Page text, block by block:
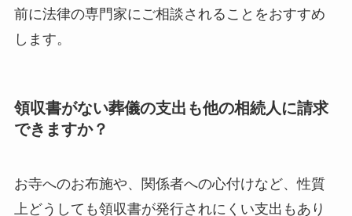
前に法律の専門家にご相談されることをおすすめ
します。
領収書がない葬儀の支出も他の相続人に請求
できますか？
お寺へのお布施や、関係者への心付けなど、性質
上どうしても領収書が発行されにくい支出もあり